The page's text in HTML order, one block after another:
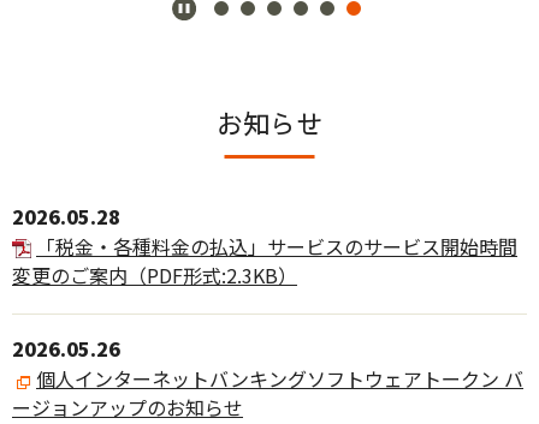
お知らせ
2026.05.28
「税金・各種料金の払込」サービスのサービス開始時間
変更のご案内 （PDF形式:2.3KB）
2026.05.26
個人インターネットバンキングソフトウェアトークン バ
ージョンアップのお知らせ